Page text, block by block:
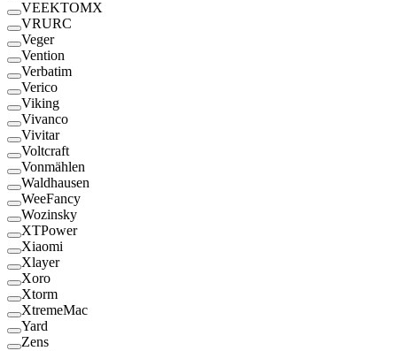
VEEKTOMX
VRURC
Veger
Vention
Verbatim
Verico
Viking
Vivanco
Vivitar
Voltcraft
Vonmählen
Waldhausen
WeeFancy
Wozinsky
XTPower
Xiaomi
Xlayer
Xoro
Xtorm
XtremeMac
Yard
Zens